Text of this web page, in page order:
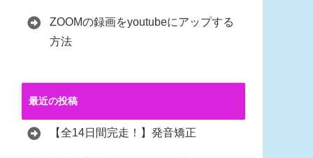
ZOOMの録画をyoutubeにアップする
方法
最近の投稿
【全14日間完走！】発音矯正